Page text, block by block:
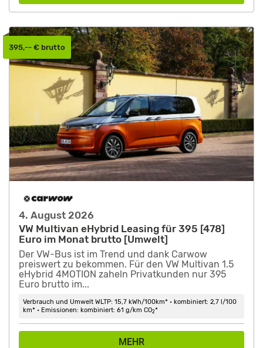
4. August 2026
VW Multivan eHybrid Leasing für 395 [478]
Euro im Monat brutto [Umwelt]
Der VW-Bus ist im Trend und dank Carwow
preiswert zu bekommen. Für den VW Multivan 1.5
eHybrid 4MOTION zaheln Privatkunden nur 395
Euro brutto im...
Verbrauch und Umwelt WLTP: 15,7 kWh/100km* • kombiniert: 2,7 l/100
km* • Emissionen: kombiniert: 61 g/km CO2*
MEHR
395,-- € brutto